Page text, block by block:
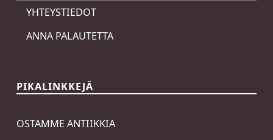
YHTEYSTIEDOT
ANNA PALAUTETTA
PIKALINKKEJÄ
OSTAMME ANTIIKKIA